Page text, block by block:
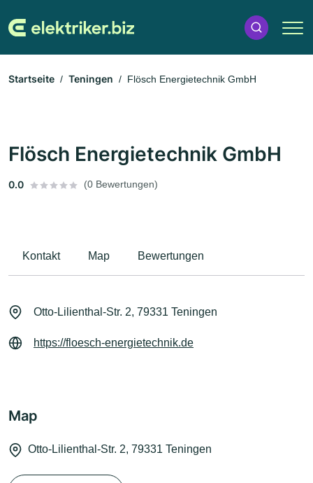
Startseite Teningen Flösch Energietechnik GmbH
Flösch Energietechnik GmbH
0.0 (0 Bewertungen)
Kontakt Map Bewertungen
Otto-Lilienthal-Str. 2, 79331 Teningen
https://floesch-energietechnik.de
Map
Otto-Lilienthal-Str. 2, 79331 Teningen